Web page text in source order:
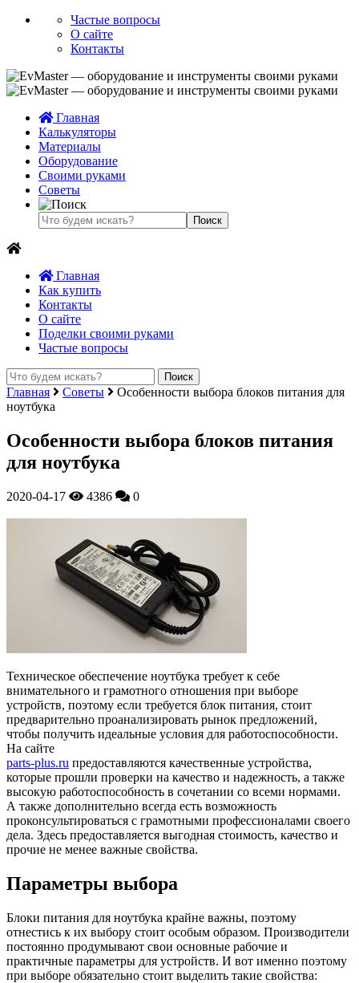
Частые вопросы
О сайте
Контакты
Главная
Калькуляторы
Материалы
Оборудование
Своими руками
Советы
Главная
Как купить
Контакты
О сайте
Поделки своими руками
Частые вопросы
Главная Советы
Особенности выбора блоков питания для
ноутбука
Особенности выбора блоков питания
для ноутбука
2020-04-17 4386 0
Техническое обеспечение ноутбука требует к себе
внимательного и грамотного отношения при выборе
устройств, поэтому если требуется блок питания, стоит
предварительно проанализировать рынок предложений,
чтобы получить идеальные условия для работоспособности.
На сайте
parts-plus.ru предоставляются качественные устройства,
которые прошли проверки на качество и надежность, а также
высокую работоспособность в сочетании со всеми нормами.
А также дополнительно всегда есть возможность
проконсультироваться с грамотными профессионалами своего
дела. Здесь предоставляется выгодная стоимость, качество и
прочие не менее важные свойства.
Параметры выбора
Блоки питания для ноутбука крайне важны, поэтому
отнестись к их выбору стоит особым образом. Производители
постоянно продумывают свои основные рабочие и
практичные параметры для устройств. И вот именно поэтому
при выборе обязательно стоит выделить такие свойства: